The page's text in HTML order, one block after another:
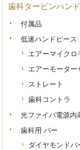
歯科タービンハン
付属品
低速ハンドピース
エアーマイクロ
エアーモーター
ストレート
歯科コントラ
光ファイバ電源内
歯科用 バー
ダイヤモンドバ